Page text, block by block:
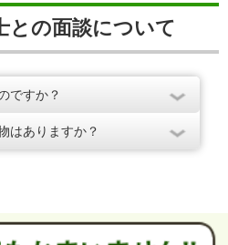
との面談について
ですか？
はありますか？